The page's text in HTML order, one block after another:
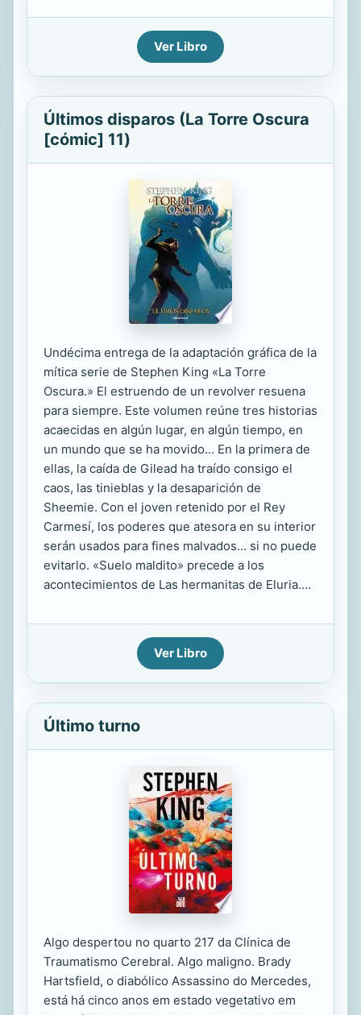
Ver Libro
Últimos disparos (La Torre Oscura
[cómic] 11)
Undécima entrega de la adaptación gráfica de la
mítica serie de Stephen King «La Torre
Oscura.» El estruendo de un revolver resuena
para siempre. Este volumen reúne tres historias
acaecidas en algún lugar, en algún tiempo, en
un mundo que se ha movido... En la primera de
ellas, la caída de Gilead ha traído consigo el
caos, las tinieblas y la desaparición de
Sheemie. Con el joven retenido por el Rey
Carmesí, los poderes que atesora en su interior
serán usados para fines malvados... si no puede
evitarlo. «Suelo maldito» precede a los
acontecimientos de Las hermanitas de Eluria....
Ver Libro
Último turno
Algo despertou no quarto 217 da Clínica de
Traumatismo Cerebral. Algo maligno. Brady
Hartsfield, o diabólico Assassino do Mercedes,
está há cinco anos em estado vegetativo em